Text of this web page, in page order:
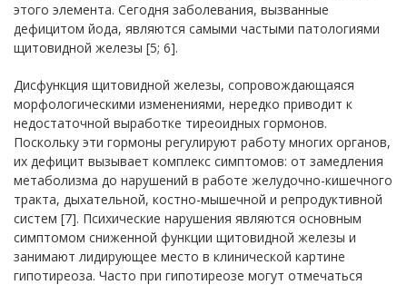
этого элемента. Сегодня заболевания, вызванные
дефицитом йода, являются самыми частыми патологиями
щитовидной железы [5; 6].
Дисфункция щитовидной железы, сопровождающаяся
морфологическими изменениями, нередко приводит к
недостаточной выработке тиреоидных гормонов.
Поскольку эти гормоны регулируют работу многих органов,
их дефицит вызывает комплекс симптомов: от замедления
метаболизма до нарушений в работе желудочно-кишечного
тракта, дыхательной, костно-мышечной и репродуктивной
систем [7]. Психические нарушения являются основным
симптомом сниженной функции щитовидной железы и
занимают лидирующее место в клинической картине
гипотиреоза. Часто при гипотиреозе могут отмечаться